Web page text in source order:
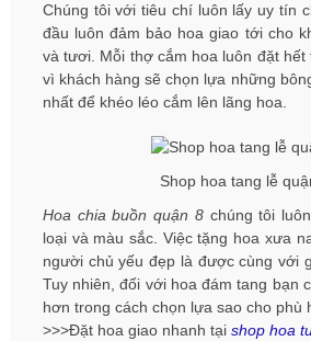
Chúng tôi với tiêu chí luôn lấy uy tín
đầu luôn đảm bảo hoa giao tới cho
và tươi. Mỗi thợ cắm hoa luôn đặt hết
vì khách hàng sẽ chọn lựa những
nhất để khéo léo cắm lên lãng hoa.
Shop hoa tang lễ
Hoa chia buồn quận 8 chúng tôi
loại và màu sắc. Việc tặng hoa xưa
người chủ yếu đẹp là được cùng với
Tuy nhiên, đối với hoa đám tang bạn
hơn trong cách chọn lựa sao cho phù
>>>Đặt hoa giao nhanh tại shop hoa